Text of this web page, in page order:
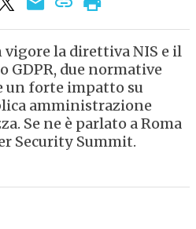
la direttiva NIS e il
GDPR, due normative
un forte impatto su
amministrazione
Se ne è parlato a Roma
Security Summit.